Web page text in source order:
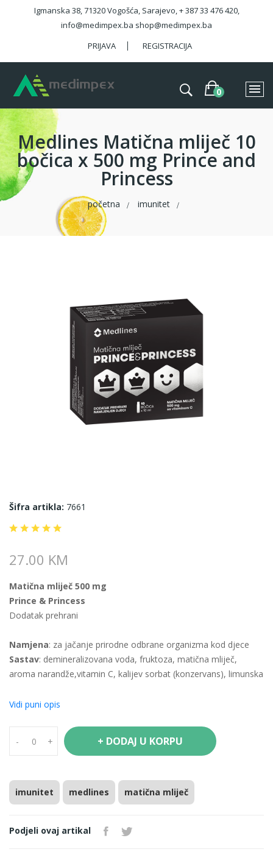
Igmanska 38, 71320 Vogošća, Sarajevo, + 387 33 476 420,
info@medimpex.ba shop@medimpex.ba
PRIJAVA
REGISTRACIJA
Medlines Matična mliječ 10
bočica x 500 mg Prince and
Princess
početna imunitet
Šifra artikla: 7661
27.00 KM
Matična mliječ 500 mg
Prince & Princess
Dodatak prehrani
Namjena: za jačanje prirodne odbrane organizma kod djece
Sastav: demineralizovana voda, fruktoza, matična mliječ,
aroma narandže,vitamin C, kalijev sorbat (konzervans), limunska
Sastojak
Matična mliječ
500 mg
Vitamin C
Način upotrebe: uzeti 1 bočicu na dan, prije doručka. Dobro
Rok upotrebe
: tri (3) godine.
Vidi puni opis
- + + DODAJ U KORPU
imunitet medlines matična mliječ
Podjeli ovaj artikal